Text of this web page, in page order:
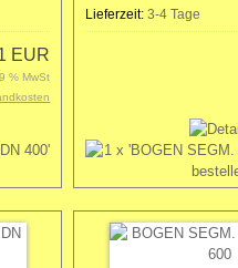
EUR
% MwSt
Lieferzeit:3-4 Tage